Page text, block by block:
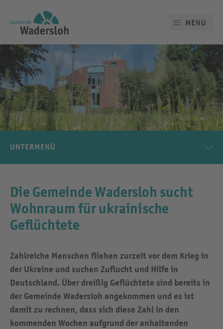
MENU
UNTERMENÜ
Die Gemeinde Wadersloh sucht
Wohnraum für ukrainische
Geflüchtete
Zahlreiche Menschen fliehen zurzeit vor dem Krieg in
der Ukraine und suchen Zuflucht und Hilfe in
Deutschland. Über dreißig Geflüchtete sind bereits in
der Gemeinde Wadersloh angekommen und es ist
damit zu rechnen, dass sich diese Zahl in den
kommenden Wochen aufgrund der anhaltenden